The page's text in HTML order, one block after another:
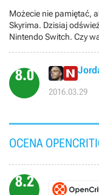
Możecie nie pamiętać,
Skyrima. Dzisiaj
Nintendo Switch. Czy
8.0
2016.03.29
OCENA
8.2